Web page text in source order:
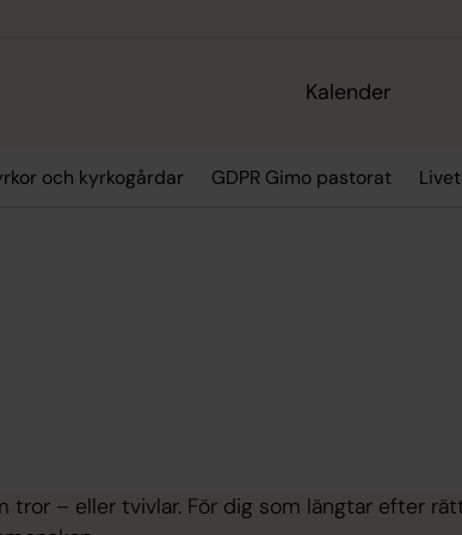
Kalender
och kyrkogårdar GDPR Gimo pastorat
– eller tvivlar. För dig som längtar efter